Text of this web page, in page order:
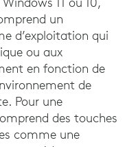
un
d’exploitation qui
ou aux
en fonction de
de
Pour une
des touches
comme une